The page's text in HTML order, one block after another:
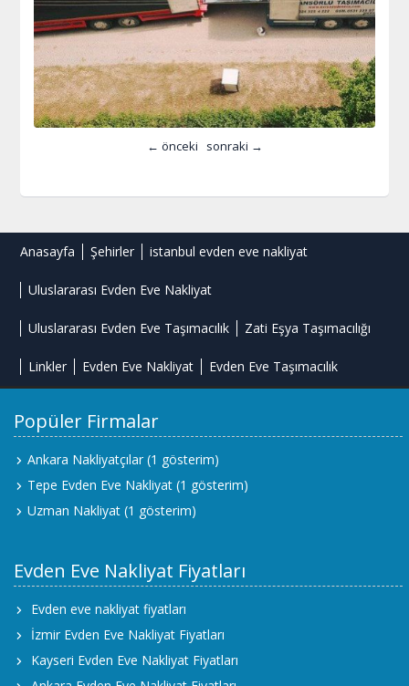
← önceki sonraki →
Anasayfa Şehirler istanbul evden eve nakliyat
Uluslararası Evden Eve Nakliyat
Uluslararası Evden Eve Taşımacılık Zati Eşya Taşımacılığı
Linkler Evden Eve Nakliyat Evden Eve Taşımacılık
Popüler Firmalar
Ankara Nakliyatçılar (1 gösterim)
Tepe Evden Eve Nakliyat (1 gösterim)
Uzman Nakliyat (1 gösterim)
Evden Eve Nakliyat Fiyatları
Evden eve nakliyat fiyatları
İzmir Evden Eve Nakliyat Fiyatları
Kayseri Evden Eve Nakliyat Fiyatları